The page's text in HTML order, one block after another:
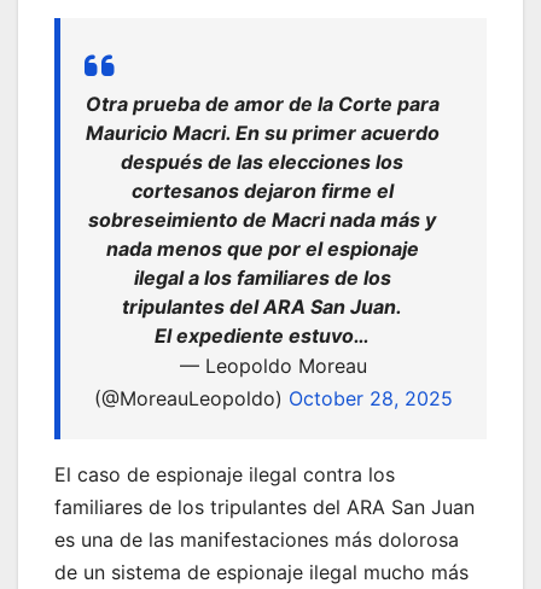
Otra prueba de amor de la Corte para
Mauricio Macri. En su primer acuerdo
después de las elecciones los
cortesanos dejaron firme el
sobreseimiento de Macri nada más y
nada menos que por el espionaje
ilegal a los familiares de los
tripulantes del ARA San Juan.
El expediente estuvo…
— Leopoldo Moreau
(@MoreauLeopoldo) October 28, 2025
El caso de espionaje ilegal contra los
familiares de los tripulantes del ARA San Juan
es una de las manifestaciones más dolorosa
de un sistema de espionaje ilegal mucho más